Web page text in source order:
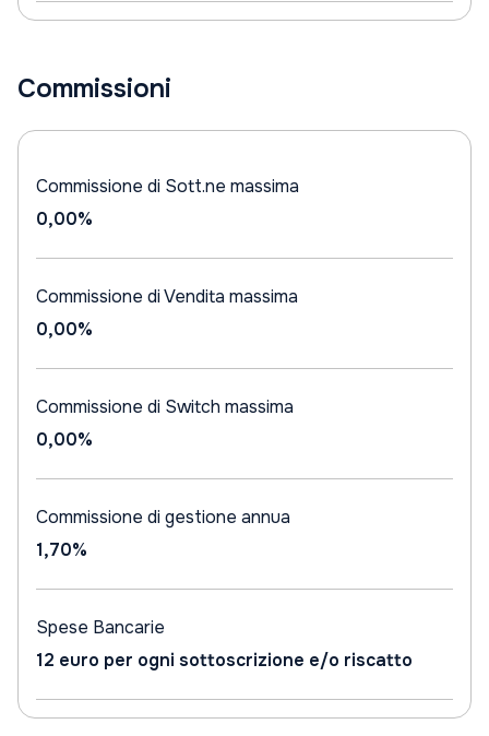
Commissioni
Commissione di Sott.ne massima
0,00%
Commissione di Vendita massima
0,00%
Commissione di Switch massima
0,00%
Commissione di gestione annua
1,70%
Spese Bancarie
12 euro per ogni sottoscrizione e/o riscatto